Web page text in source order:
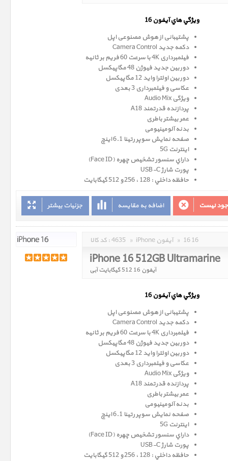
ويژگي هاي آيفون 16
پشتیبانی از هوش مصنوعی اپل
دکمه جدید Camera Control
فیلمبرداری 4K با سرعت 60 فریم بر ثانیه
دوربین جدید فیوژن 48 مگاپیکسل
دوربین اولترا واید 12 مگاپیکسل
عکاسی و فیلمبرداری 3 بعدی
ویژگی Audio Mix
پردازنده قدرتمند A18
عمر بیشتر باطری
بدنه آلومینیومی
صفحه نمايش سوپر رتينا 6.1 اينچ
اینترنت 5G
داراي سنسور تشخيص چهره (Face ID)
پورت شارژ USB-C
حافظه داخلي : 128 ، 256 و 512 گيگابايت
جزئیات بیشتر اضافه به مقایسه نیست
کد کالا : 4635 » iPhone آیفون » 16 16
iPhone 16 512GB Ultramarine
آیفون 16 512 گیگابایت آبی
ويژگي هاي آيفون 16
پشتیبانی از هوش مصنوعی اپل
دکمه جدید Camera Control
فیلمبرداری 4K با سرعت 60 فریم بر ثانیه
دوربین جدید فیوژن 48 مگاپیکسل
دوربین اولترا واید 12 مگاپیکسل
عکاسی و فیلمبرداری 3 بعدی
ویژگی Audio Mix
پردازنده قدرتمند A18
عمر بیشتر باطری
بدنه آلومینیومی
صفحه نمايش سوپر رتينا 6.1 اينچ
اینترنت 5G
داراي سنسور تشخيص چهره (Face ID)
پورت شارژ USB-C
حافظه داخلي : 128 ، 256 و 512 گيگابايت